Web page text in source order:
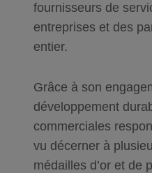
fournisseurs de
entreprises et des
entier.
Grâce à son
développement
commerciales
vu décerner à
médailles d’or et de